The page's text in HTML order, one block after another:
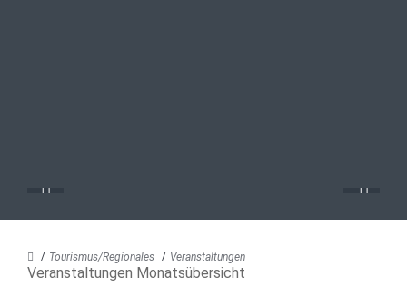
Tourismus/Regionales Veranstaltungen
Veranstaltungen Monatsübersicht